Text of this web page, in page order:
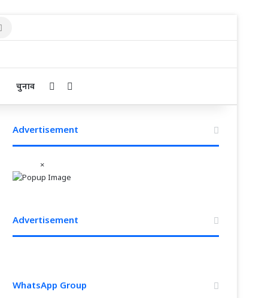
चुनाव Sidebar
Advertisement
×
Advertisement
WhatsApp Group